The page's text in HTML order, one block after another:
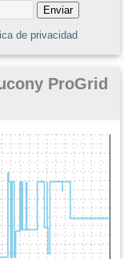
de privacidad
ProGrid